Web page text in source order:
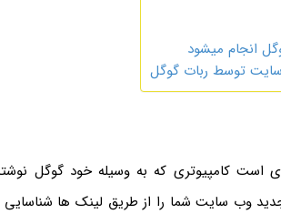
انجام میشود
ای است کامپیوتری که به وسیله خود گوگل
وب سایت شما را از طریق لینک ها